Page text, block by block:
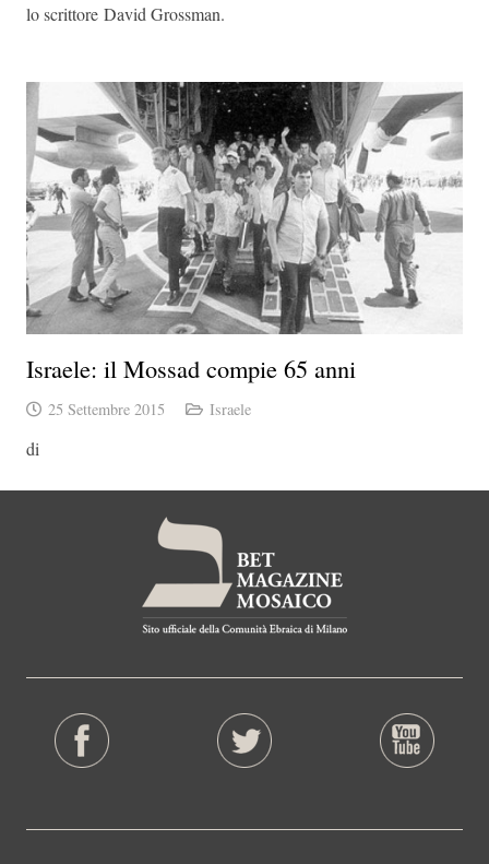
lo scrittore David Grossman.
Israele: il Mossad compie 65 anni
25 Settembre 2015 Israele
di